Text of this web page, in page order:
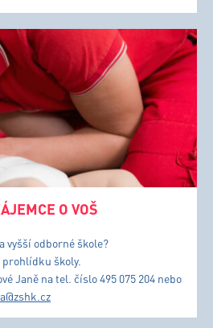
O VOŠ
vyšší odborné škole?
školy.
Janě na tel. číslo 495 075 204 nebo